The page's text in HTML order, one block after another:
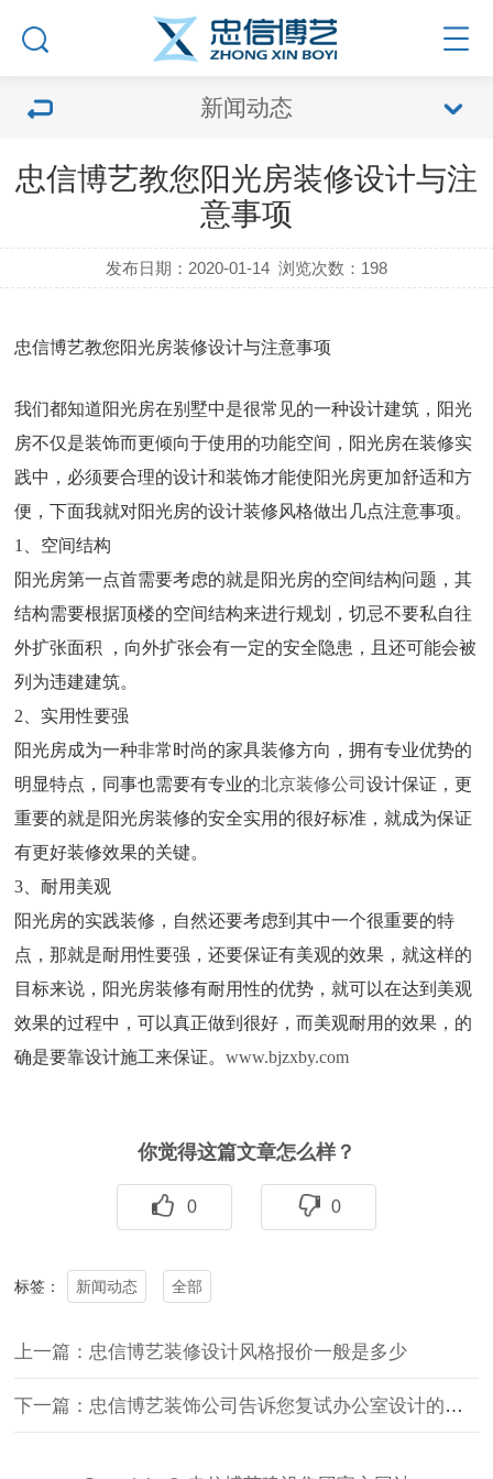
新闻动态
忠信博艺教您阳光房装修设计与注
意事项
发布日期：2020-01-14 浏览次数： 198
忠信博艺教您阳光房装修设计与注意事项
我们都知道阳光房在别墅中是很常见的一种设计建筑，阳光
房不仅是装饰而更倾向于使用的功能空间，阳光房在装修实
践中，必须要合理的设计和装饰才能使阳光房更加舒适和方
便，下面我就对阳光房的设计装修风格做出几点注意事项。
1、空间结构
阳光房第一点首需要考虑的就是阳光房的空间结构问题，其
结构需要根据顶楼的空间结构来进行规划，切忌不要私自往
外扩张面积 ，向外扩张会有一定的安全隐患，且还可能会被
列为违建建筑。
2、实用性要强
阳光房成为一种非常时尚的家具装修方向，拥有专业优势的
明显特点，同事也需要有专业的北京装修公司设计保证，更
重要的就是阳光房装修的安全实用的很好标准，就成为保证
有更好装修效果的关键。
3、耐用美观
阳光房的实践装修，自然还要考虑到其中一个很重要的特
点，那就是耐用性要强，还要保证有美观的效果，就这样的
目标来说，阳光房装修有耐用性的优势，就可以在达到美观
效果的过程中，可以真正做到很好，而美观耐用的效果，的
确是要靠设计施工来保证。www.bjzxby.com
你觉得这篇文章怎么样？
0 0
标签： 新闻动态 全部
上一篇：忠信博艺装修设计风格报价一般是多少
下一篇：忠信博艺装饰公司告诉您复试办公室设计的特点